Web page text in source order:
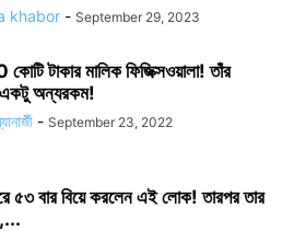
khabor - September 29, 2023
টাকার মালিক ফিজিক্সওয়ালা! তাঁর
একটু অন্যরকম!
- September 23, 2022
৫৩ বার বিয়ে করলেন এই লোক! তারপর তার